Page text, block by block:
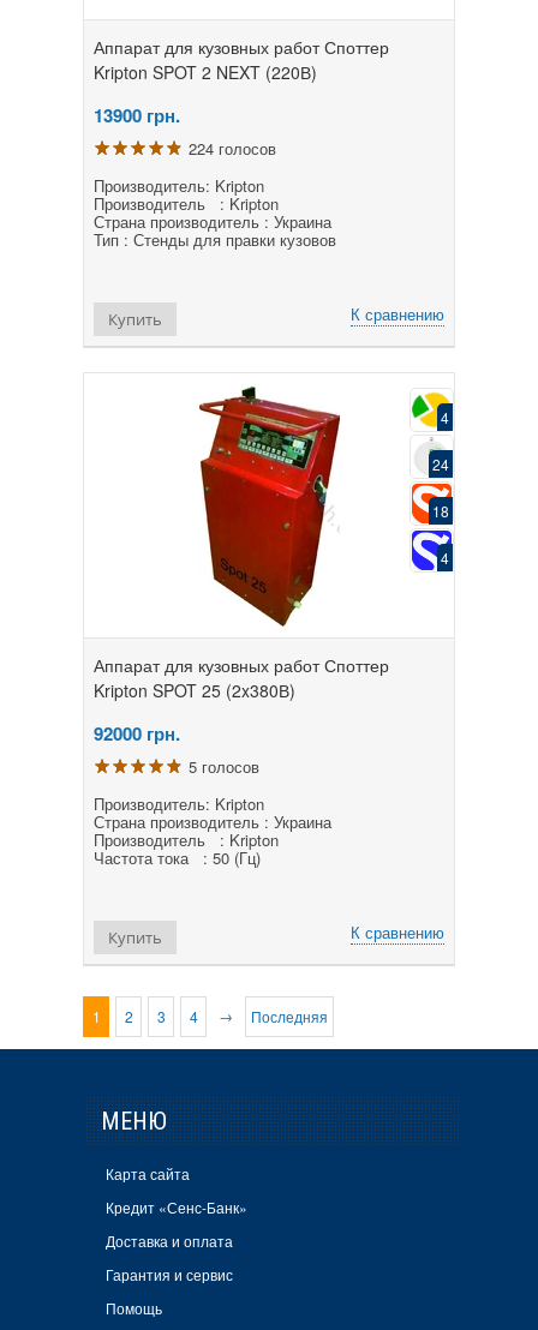
Аппарат для кузовных работ Споттер
Kripton SPOT 2 NEXT (220В)
13900 грн.
224 голосов
Производитель: Kripton
Производитель : Kripton
Страна производитель : Украина
Тип : Стенды для правки кузовов
К сравнению
Купить
4
24
18
4
Аппарат для кузовных работ Споттер
Kripton SPOT 25 (2x380В)
92000 грн.
5 голосов
Производитель: Kripton
Страна производитель : Украина
Производитель : Kripton
Частота тока : 50 (Гц)
К сравнению
Купить
1 2 3 4 → Последняя
МЕНЮ
Карта сайта
Кредит «Сенс-Банк»
Доставка и оплата
Гарантия и сервис
Помощь